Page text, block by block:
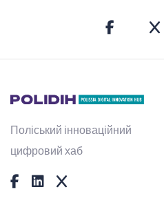
Поліський інноваційний
цифровий хаб